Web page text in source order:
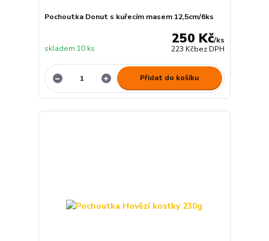
Pochoutka Donut s kuřecím masem 12,5cm/6ks
250 Kč/ks
223 Kčbez DPH
skladem 10 ks
Přidat do košíku